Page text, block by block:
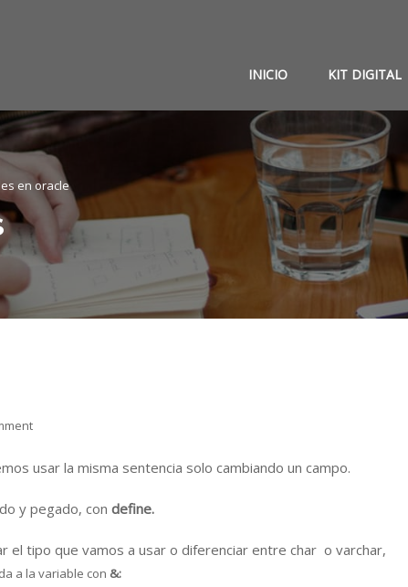
INICIO KIT DIGITAL
en oracle
usar la misma sentencia solo cambiando un campo.
y pegado, con define.
el tipo que vamos a usar o diferenciar entre char o varchar,
a la variable con &: